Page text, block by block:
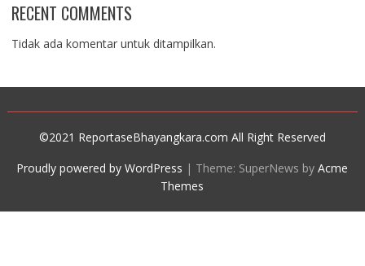
RECENT COMMENTS
Tidak ada komentar untuk ditampilkan.
©2021 ReportaseBhayangkara.com All Right Reserved
Proudly powered by WordPress | Theme: SuperNews byAcme
Themes